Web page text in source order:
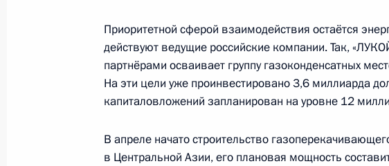
10 октября 2014 года, 14:45
Встреча с Президентом Узбекистана Исламом
Приоритетной сферой взаимодействия остаётся
действуют ведущие российские компании. Так,
партнёрами осваивает группу газоконденсатных
На эти цели уже проинвестировано 3,6 миллиарда
капиталовложений запланирован на уровне 12
В апреле начато строительство
в Центральной Азии, его плановая мощность